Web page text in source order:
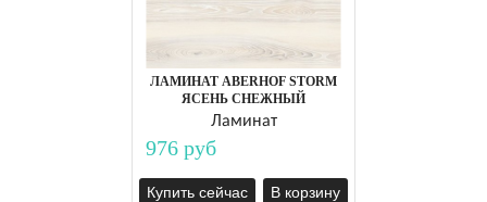
ЛАМИНАТ ABERHOF STORM
ЯСЕНЬ СНЕЖНЫЙ
Ламинат
976 руб
Купить сейчас В корзину